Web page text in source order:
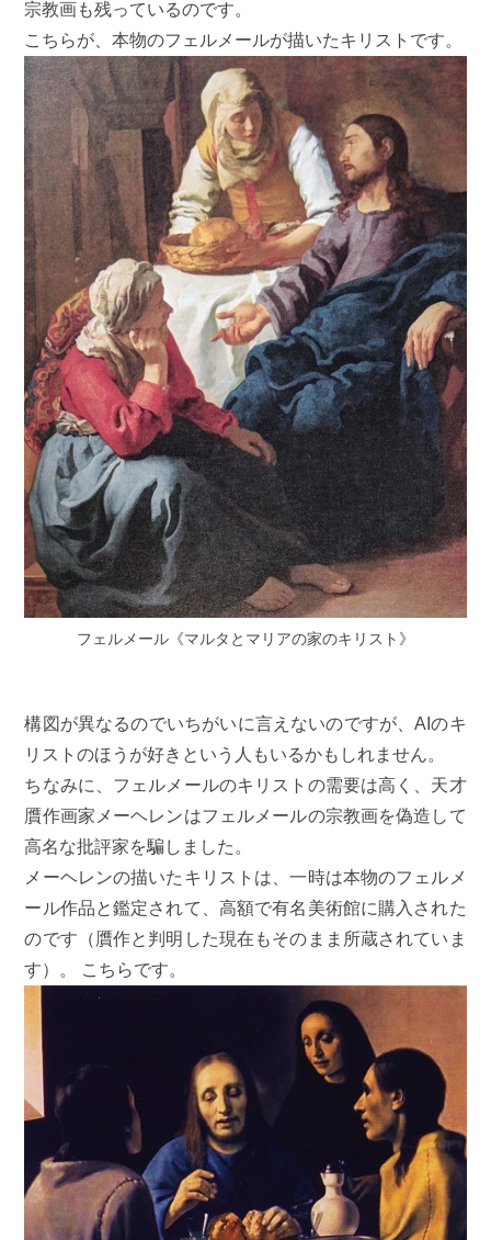
宗教画も残っているのです。
こちらが、本物のフェルメールが描いたキリストです。
フェルメール《マルタとマリアの家のキリスト》
構図が異なるのでいちがいに言えないのですが、AIのキ
リストのほうが好きという人もいるかもしれません。
ちなみに、フェルメールのキリストの需要は高く、天才
贋作画家メーヘレンはフェルメールの宗教画を偽造して
高名な批評家を騙しました。
メーヘレンの描いたキリストは、一時は本物のフェルメ
ール作品と鑑定されて、高額で有名美術館に購入された
のです（贋作と判明した現在もそのまま所蔵されていま
す）。 こちらです。